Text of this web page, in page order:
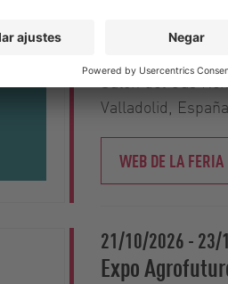
Salón del
Salón del Gas
Valladolid, España
WEB DE LA FERIA
21/10/2026-23/
Expo